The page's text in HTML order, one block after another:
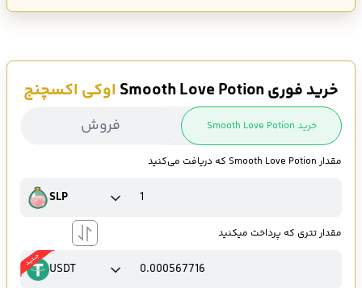
تومان است.
خرید فوری Smooth Love Potion اوکی اکسچنج
خرید Smooth Love Potion فروش
مقدار Smooth Love Potion که دریافت می‌کنید
SLP
مقدار تتری که پرداخت میکنید
USDT